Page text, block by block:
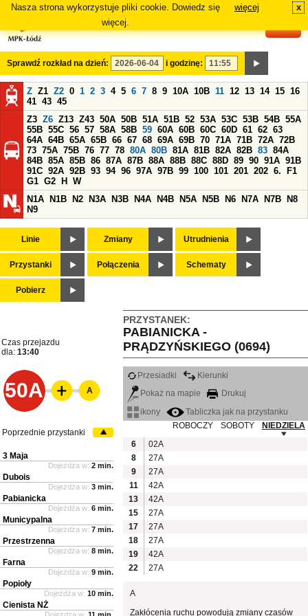
Nasza strona wykorzystuje pliki cookie. Dowiedz się
więcej.
więcej x
Sprawdź rozkład na dzień: i godzinę:
Z Z1 Z2 0 1 2 3 4 5 6 7 8 9 10A 10B 11 12 13 14 15 16
41 43 45
Z3 Z6 Z13 Z43 50A 50B 51A 51B 52 53A 53C 53B 54B 55A
55B 55C 56 57 58A 58B 59 60A 60B 60C 60D 61 62 63
64A 64B 65A 65B 66 67 68 69A 69B 70 71A 71B 72A 72B
73 75A 75B 76 77 78 80A 80B 81A 81B 82A 82B 83 84A
84B 85A 85B 86 87A 87B 88A 88B 88C 88D 89 90 91A 91B
91C 92A 92B 93 94 96 97A 97B 99 100 101 201 202 6.
F1
G1 G2 H
W
N1A
N1B N2 N3A N3B N4A N4B N5A N5B N6 N7A N7B
N8
N9
Linie Zmiany Utrudnienia
Przystanki Połączenia Schematy
Pobierz
PRZYSTANEK:
PABIANICKA -
PRĄDZYŃSKIEGO (0694)
Czas przejazdu
dla: 13:40
50A
Przesiadki
Kierunki
Pokaż na mapie
Drukuj
ikony
Tabliczka jak na przystanku
ROBOCZY
SOBOTY
NIEDZIELA
6
02A
8
27A
9
27A
11
42A
13
42A
15
27A
17
27A
18
27A
19
42A
22
27A
A
Zakłócenia ruchu powodują zmiany czasów
A
Poprzednie przystanki
3 Maja
Dojeżdża w: 2 min.
Dubois
Dojeżdża w: 3 min.
Pabianicka
Dojeżdża w: 6 min.
Municypalna
Dojeżdża w: 7 min.
Przestrzenna
Dojeżdża w: 8 min.
Farna
Dojeżdża w: 9 min.
Popioły
Dojeżdża w: 10 min.
Cienista NŻ